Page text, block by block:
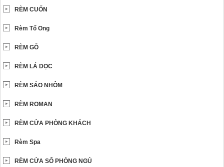
RÈM CUỐN
Rèm Tổ Ong
RÈM GỖ
RÈM LÁ DỌC
RÈM SÁO NHÔM
RÈM ROMAN
RÈM CỬA PHÒNG KHÁCH
Rèm Spa
RÈM CỬA SỔ PHÒNG NGỦ